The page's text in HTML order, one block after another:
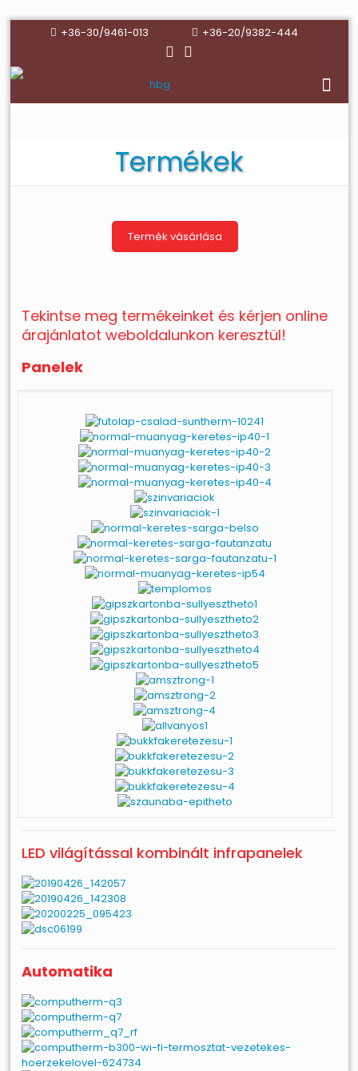
+36-30/9461-013 +36-20/9382-444
Termékek
Termék vásárlása
Tekintse meg termékeinket és kérjen online
árajánlatot weboldalunkon keresztül!
Panelek
LED világítással kombinált infrapanelek
Automatika